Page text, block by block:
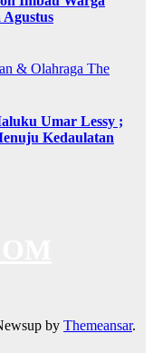
& Olahraga The
Umar Lessy ;
Kedaulatan
by Themeansar.